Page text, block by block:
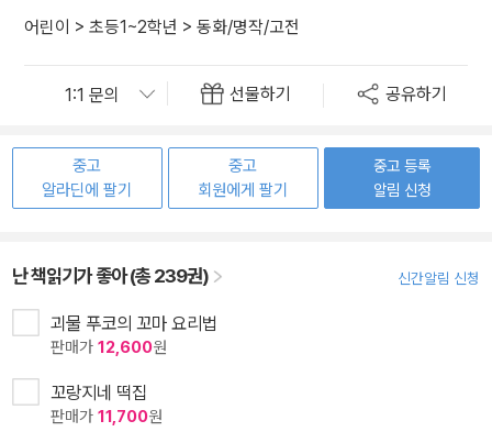
어린이 > 초등1~2학년 > 동화/명작/고전
선물하기 공유하기
중고
알라딘에 팔기
중고
회원에게 팔기
중고 등록
알림 신청
난 책읽기가 좋아 (총 239권) 신간알림 신청
괴물 푸코의 꼬마 요리법
판매가 12,600원
꼬랑지네 떡집
판매가 11,700원